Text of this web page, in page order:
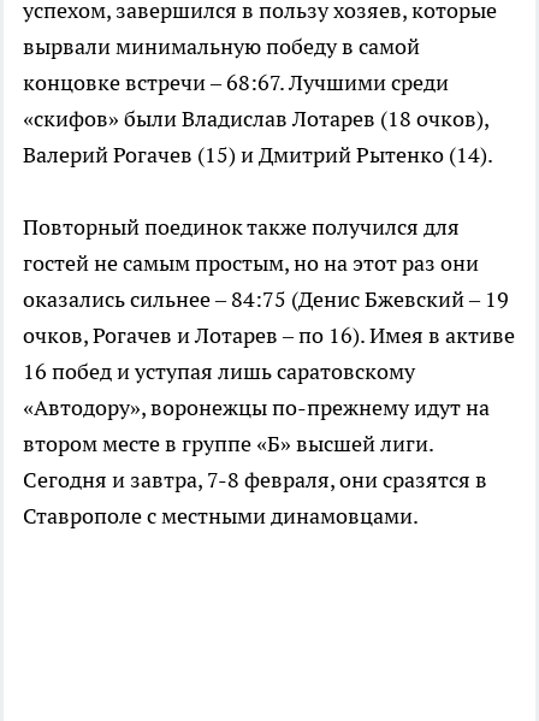
успехом, завершился в пользу хозяев, которые
вырвали минимальную победу в самой
концовке встречи – 68:67. Лучшими среди
«скифов» были Владислав Лотарев (18 очков),
Валерий Рогачев (15) и Дмитрий Рытенко (14).
Повторный поединок также получился для
гостей не самым простым, но на этот раз они
оказались сильнее – 84:75 (Денис Бжевский – 19
очков, Рогачев и Лотарев – по 16). Имея в активе
16 побед и уступая лишь саратовскому
«Автодору», воронежцы по-прежнему идут на
втором месте в группе «Б» высшей лиги.
Сегодня и завтра, 7-8 февраля, они сразятся в
Ставрополе с местными динамовцами.